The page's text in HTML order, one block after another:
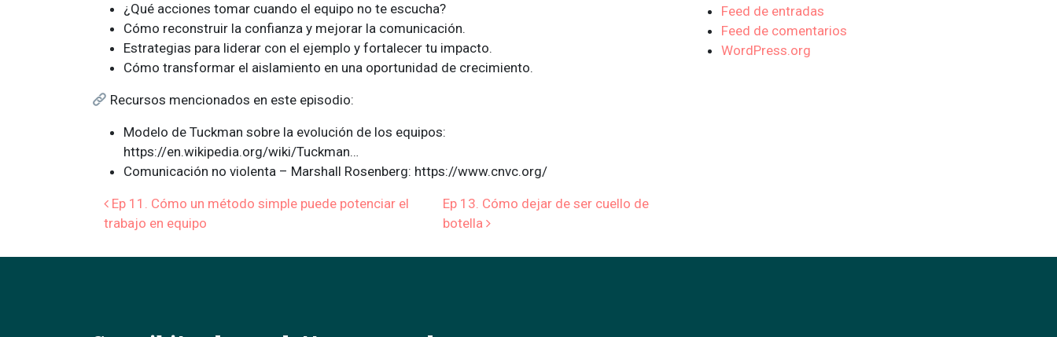
¿Qué acciones tomar cuando el equipo no te escucha?
Cómo reconstruir la confianza y mejorar la comunicación.
Estrategias para liderar con el ejemplo y fortalecer tu impacto.
Cómo transformar el aislamiento en una oportunidad de crecimiento.
Recursos mencionados en este episodio:
Modelo de Tuckman sobre la evolución de los equipos:
https://en.wikipedia.org/wiki/Tuckman…
Comunicación no violenta – Marshall Rosenberg: https://www.cnvc.org/
Navegación de entradas
Ep 11. Cómo un método simple puede potenciar el
trabajo en equipo
Ep 13. Cómo dejar de ser cuello de
botella
Feed de entradas
Feed de comentarios
WordPress.org